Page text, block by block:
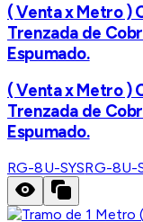
( Venta x Metro )
Trenzada de
Espumado.
( Venta x Metro )
Trenzada de
Espumado.
RG-8U-SYSRG-8U-